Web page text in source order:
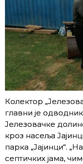
Колектор
главни је
Јелезовачке
кроз насеља
парка „Јајинци“.
септичких јама,